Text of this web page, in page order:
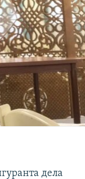
дела